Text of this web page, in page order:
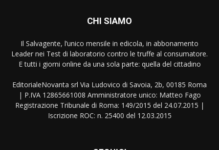
CHI SIAMO
Il Salvagente, l’unico mensile in edicola, in abbonamento
Leader nei Test di laboratorio contro le truffe al consumatore.
E tutti i giorni online da una sola parte: quella del cittadino
EditorialeNovanta srl Via Ludovico di Savoia, 2b, 00185 Roma
| P.IVA 12865661008 Amministratore unico: Matteo Fago
Registrazione Tribunale di Roma: 149/2015 del 24.07.2015 |
Iscrizione ROC: n. 25400 del 12.03.2015